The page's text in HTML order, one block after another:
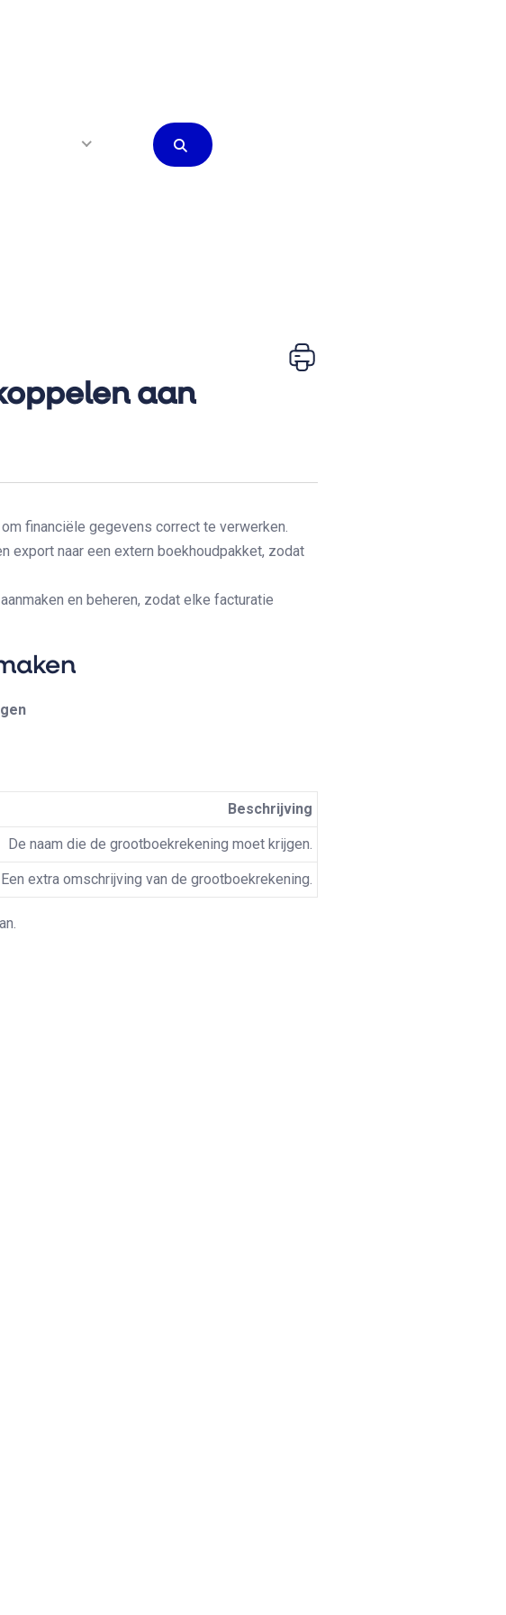
aan
financiële gegevens correct te verwerken.
export naar een extern boekhoudpakket, zodat
en beheren, zodat elke facturatie
Beschrijving
De naam die de grootboekrekening moet krijgen.
Een extra omschrijving van de grootboekrekening.